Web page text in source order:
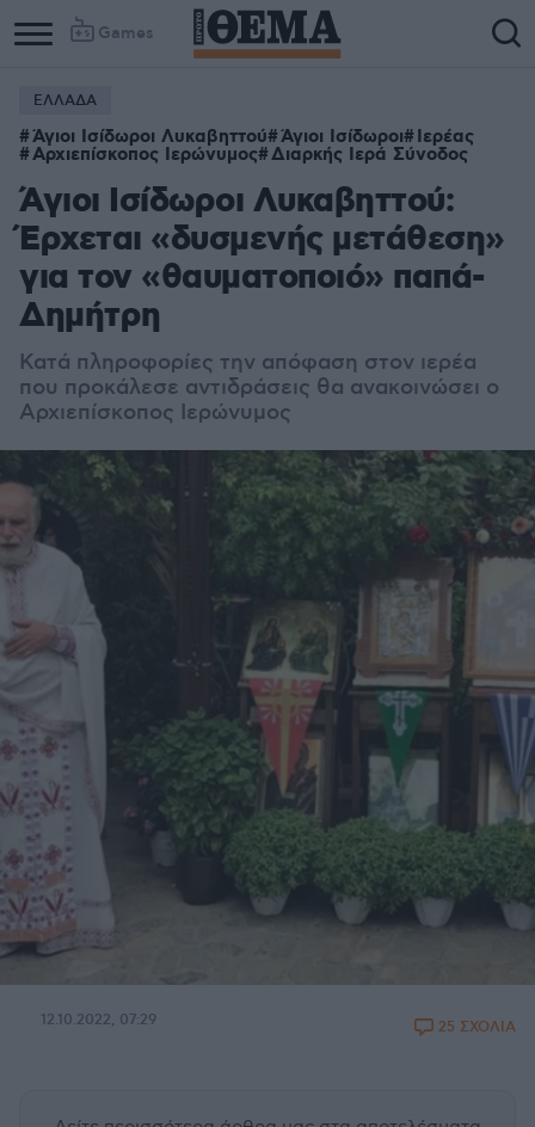
Games
Column
1
Column
2
ΕΛΛΑΔΑ
Άγιοι Ισίδωροι Λυκαβηττού Άγιοι Ισίδωροι Ιερέας
Αρχιεπίσκοπος Ιερώνυμος Διαρκής Ιερά Σύνοδος
Άγιοι Ισίδωροι Λυκαβηττού:
Έρχεται «δυσμενής μετάθεση»
για τον «θαυματοποιό» παπά-
Δημήτρη
Κατά πληροφορίες την απόφαση στον ιερέα
που προκάλεσε αντιδράσεις θα ανακοινώσει ο
Αρχιεπίσκοπος Ιερώνυμος
12.10.2022, 07:29 25 ΣΧΟΛΙΑ